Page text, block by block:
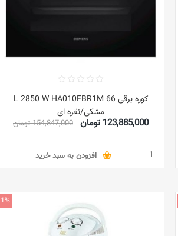
کوره برقی 66 L 2850 W HA010FBR1M
مشکی/نقره ای
123,885,000 تومان 154,847,000 تومان
افزودن به سبد خرید
1%